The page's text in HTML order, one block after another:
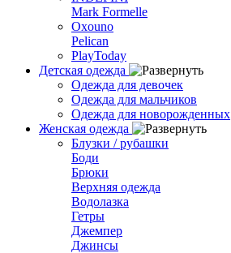
Mark Formelle
Oxouno
Pelican
PlayToday
Детская одежда
Одежда для девочек
Одежда для мальчиков
Одежда для новорожденных
Женская одежда
Блузки / рубашки
Боди
Брюки
Верхняя одежда
Водолазка
Гетры
Джемпер
Джинсы